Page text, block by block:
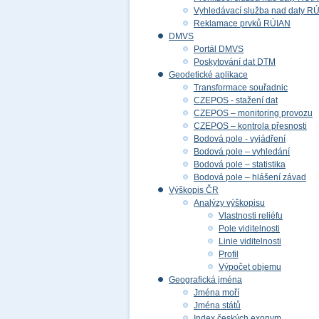
Vyhledávací služba nad daty
Reklamace prvků RÚIAN
DMVS
Portál DMVS
Poskytování dat DTM
Geodetické aplikace
Transformace souřadnic
CZEPOS - stažení dat
CZEPOS – monitoring provozu
CZEPOS – kontrola přesnosti
Bodová pole - vyjádření
Bodová pole – vyhledání
Bodová pole – statistika
Bodová pole – hlášení závad
Výškopis ČR
Analýzy výškopisu
Vlastnosti reliéfu
Pole viditelnosti
Linie viditelnosti
Profil
Výpočet objemu
Geografická jména
Jména moří
Jména států